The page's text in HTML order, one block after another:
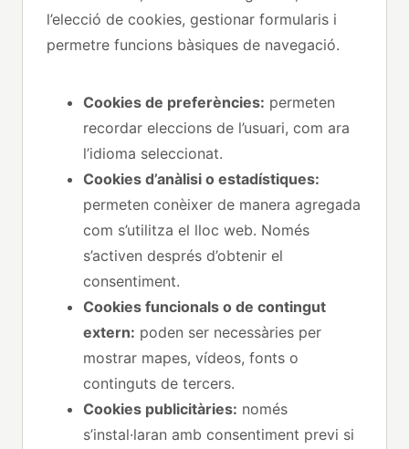
l’elecció de cookies, gestionar formularis i
permetre funcions bàsiques de navegació.
Cookies de preferències: permeten
recordar eleccions de l’usuari, com ara
l’idioma seleccionat.
Cookies d’anàlisi o estadístiques:
permeten conèixer de manera agregada
com s’utilitza el lloc web. Només
s’activen després d’obtenir el
consentiment.
Cookies funcionals o de contingut
extern: poden ser necessàries per
mostrar mapes, vídeos, fonts o
continguts de tercers.
Cookies publicitàries: només
s’instal·laran amb consentiment previ si